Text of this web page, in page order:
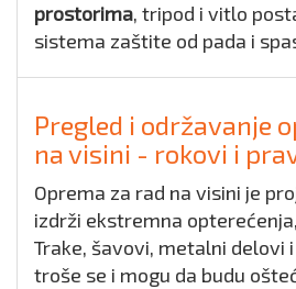
prostorima, tripod i vitlo
sistema zaštite od pada i
Pregled i održavanje
na visini - rokovi i
Oprema za rad na visini je
izdrži ekstremna
Trake, šavovi, metalni delovi
troše se i mogu da budu